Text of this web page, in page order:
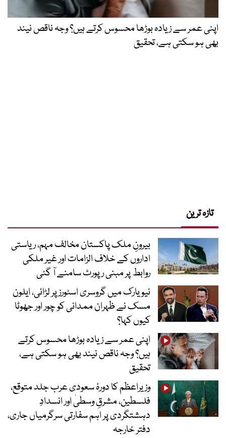
اپنی عمر سے زیادہ بوڑھا محسوس کرتے ہیں؟ وجہ ناقص نیند
بھی ہو سکتی ہے، تحقیق
تازہ ترین
بیرونِ ملک پاکستان مخالف مہم، ریاستی
اداروں کے خلاف الزامات اور غیر ملکی
روابط پر مبنی رپورٹ سامنے آ گئی
نیویارک میں گروسری اسٹورز پر لڑائی، ایلون
مسک نے ظہران ممدانی کو چور اور جھوٹا
کیوں کہا؟
اپنی عمر سے زیادہ بوڑھا محسوس کرتے
ہیں؟ وجہ ناقص نیند بھی ہو سکتی ہے،
تحقیق
وزیراعظم کا دورۂ سعودی عرب جلد متوقع،
فلسطین، مشرقِ وسطیٰ اور انسدادِ
دہشتگردی پر اہم سفارتی سرگرمیاں جاری،
دفتر خارجہ